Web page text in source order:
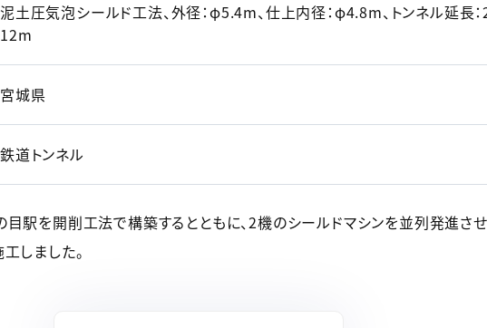
泥土圧気泡シールド工法、外径：φ5.4m、仕上内径：φ4.8m、トンネル延長
12m
宮城県
鉄道トンネル
駅を開削工法で構築するとともに、2機のシールドマシンを並列発進さ
しました。